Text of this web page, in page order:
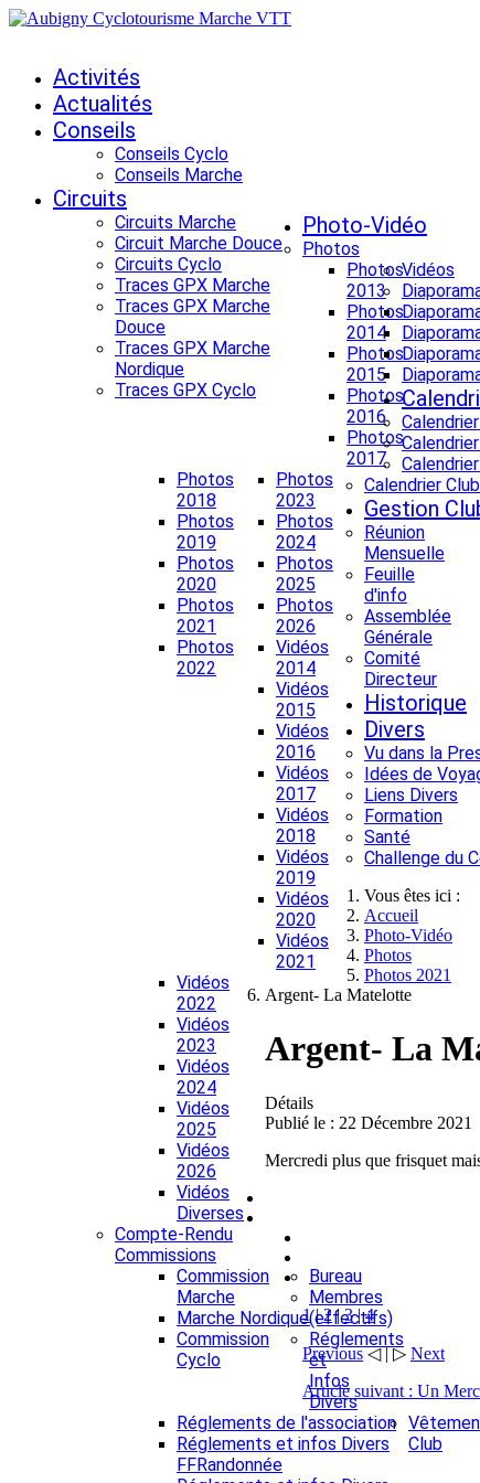
Activités
Actualités
Conseils
Conseils Cyclo
Conseils Marche
Circuits
Circuits Marche
Circuit Marche Douce
Circuits Cyclo
Traces GPX Marche
Traces GPX Marche
Douce
Traces GPX Marche
Nordique
Traces GPX Cyclo
Photo-Vidéo
Photos
Photos
2013
Photos
2014
Photos
2015
Photos
2016
Photos
2017
Photos
2018
Photos
2019
Photos
2020
Photos
2021
Photos
2022
Photos
2023
Photos
2024
Photos
2025
Photos
2026
Vidéos
Vidéos
2014
Vidéos
2015
Vidéos
2016
Vidéos
2017
Vidéos
2018
Vidéos
2019
Vidéos
2020
Vidéos
2021
Vidéos
2022
Vidéos
2023
Vidéos
2024
Vidéos
2025
Vidéos
2026
Vidéos
Diverses
Calendrier Club
Gestion
Réunion
Mensuelle
Feuille
d'info
Assemblée
Générale
Comité
Directeur
Compte-Rendu
Commissions
Commission
Marche
Marche Nordique
Commission
Cyclo
Bureau
Membres
(effectifs)
Réglements
et
Infos
Divers
Réglements de l'association
Réglements et infos Divers
FFRandonnée
Club
Historique
Divers
Vu dans la
Idées de
Liens Divers
Formation
Santé
Challenge du
Vous êtes ici :
Accueil
Photo-Vidéo
Photos
Photos 2021
Argent- La Matelotte
Argent- La
Détails
Publié le : 22 Décembre 2021
Mercredi plus que frisquet
1|2|3|4
Previous◁ | ▷ Next
Article suivant : Un